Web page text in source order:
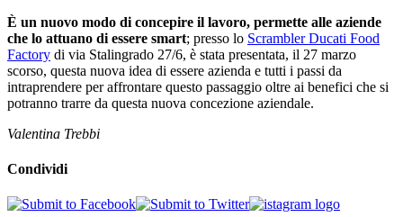
È un nuovo modo di concepire il lavoro, permette alle aziende
che lo attuano di essere smart; presso lo Scrambler Ducati Food
Factory di via Stalingrado 27/6, è stata presentata, il 27 marzo
scorso, questa nuova idea di essere azienda e tutti i passi da
intraprendere per affrontare questo passaggio oltre ai benefici che si
potranno trarre da questa nuova concezione aziendale.
Valentina Trebbi
Condividi